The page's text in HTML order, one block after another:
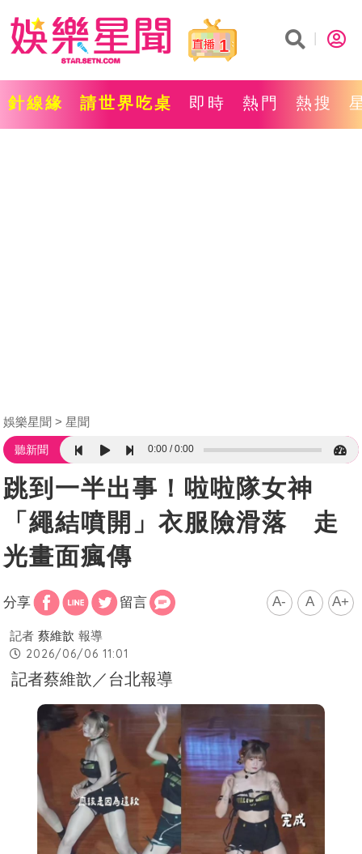
1
針線緣 請世界吃桌 即時 熱門 熱搜
娛樂星聞 星聞
聽新聞 0:00 0:00
跳到一半出事！啦啦隊女神
「繩結噴開」衣服險滑落 走
光畫面瘋傳
分享 留言 A- A A+
記者 蔡維歆 報導
2026/06/06 11:01
記者蔡維歆／台北報導